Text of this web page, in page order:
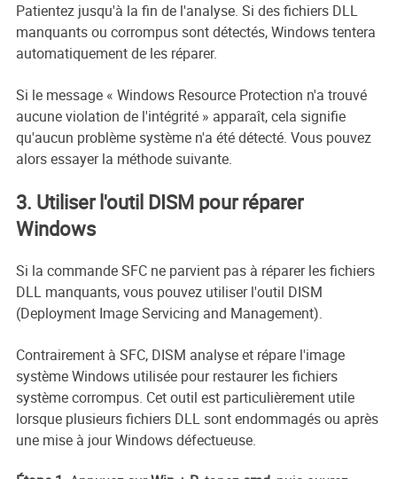
Patientez jusqu'à la fin de l'analyse. Si des fichiers DLL
manquants ou corrompus sont détectés, Windows tentera
automatiquement de les réparer.
Si le message « Windows Resource Protection n'a trouvé
aucune violation de l'intégrité » apparaît, cela signifie
qu'aucun problème système n'a été détecté. Vous pouvez
alors essayer la méthode suivante.
3. Utiliser l'outil DISM pour réparer
Windows
Si la commande SFC ne parvient pas à réparer les fichiers
DLL manquants, vous pouvez utiliser l'outil DISM
(Deployment Image Servicing and Management).
Contrairement à SFC, DISM analyse et répare l'image
système Windows utilisée pour restaurer les fichiers
système corrompus. Cet outil est particulièrement utile
lorsque plusieurs fichiers DLL sont endommagés ou après
une mise à jour Windows défectueuse.